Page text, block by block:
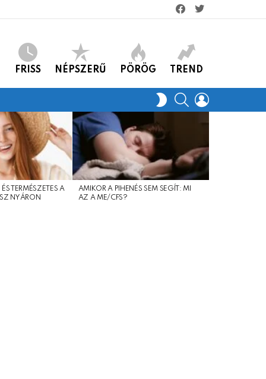
facebooktwitter
FRISS NÉPSZERŰ PÖRÖG TREND
SWITCH
SKIN
KERES
TERMÉSZETES A
NYÁRON
AMIKOR A PIHENÉS SEM SEGÍT: MI
AZ A ME/CFS?